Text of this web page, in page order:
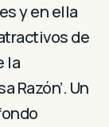
y en ella
de
la
Razón’. Un